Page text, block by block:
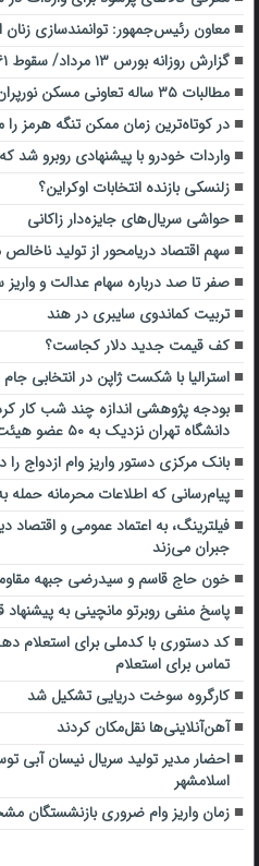
معاون رئیس‌جمهور: توانمندسازی
گزارش روزانه بورس ۱۳ مرداد/ سقوط ۶۱ هزار واحدی شاخص کل
مطالبات ۳۵ ساله‌ تعاونی مسکن نورپران زنجان
در کوتاه‌ترین زمان ممکن تنگه هرمز را
واردات خودرو با پیشنهادی روبرو
زلنسکی بازنده انتخابات اوکراین؟
حواشی سریال‌های جایزه‌دار زاکانی
سهم اقتصاد دریامحور از تولید ناخالص ملی باید
صفر تا صد درباره سهام عدالت و واریز
تربیت کماندوی سایبری در هند
کف قیمت جدید دلار کجاست؟
استرالیا با شکست ژاپن در انتخابی جام جهانی ۲۰۲۶
بودجه پژوهشی اندازه چند شب کار
دانشگاه تهران نزدیک به ۵۰ عضو هیئت علمی مهاجرت کرده‌اند
بانک مرکزی دستور واریز وام ازدواج را
پیام‌رسانی که اطلاعات محرمانه حمله
فیلترینگ، به اعتماد عمومی و اقتصاد
جبران می‌زند
خون حاج قاسم و سیدرضی جبهه
پاسخ منفی روبرتو مانچینی به پیشنهاد
کد دستوری با کدملی برای استعلام
تماس برای استعلام
کارگروه سوخت دریایی تشکیل شد
آهن‌‌آنلاینی‌ها نقل‌مکان کردند
احضار مدیر تولید سریال نیسان آبی
اسلامشهر
زمان واریز وام ضروری بازنشستگان